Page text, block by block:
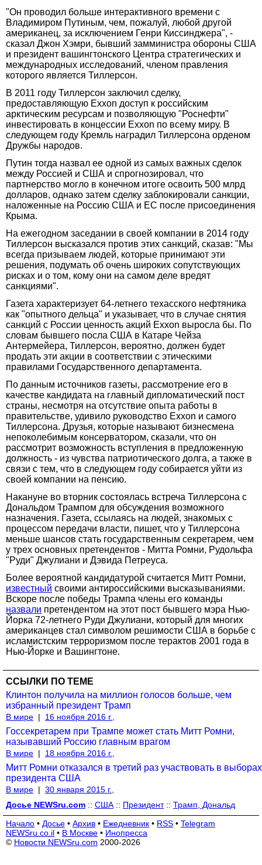
"Он проводил больше интерактивного времени с
Владимиром Путиным, чем, пожалуй, любой другой
американец, за исключением Генри Киссинджера", -
сказал Джон Хэмри, бывший замминистра обороны США
и президент вашингтонского Центра стратегических и
международных исследований, членом правления
которого является Тиллерсон.
В 2011 году Тиллерсон заключил сделку,
предоставляющую Exxon доступ к российским
арктическим ресурсам и позволяющую "Роснефти"
инвестировать в концессии Exxon по всему миру. В
следующем году Кремль наградил Тиллерсона орденом
Дружбы народов.
Путин тогда назвал ее одной из самых важных сделок
между Россией и США и спрогнозировал, что
партнерство могло в конечном итоге освоить 500 млрд
долларов, однако затем сделку заблокировали санкции,
наложенные на Россию США и ЕС после присоединения
Крыма.
На ежегодном заседании в своей компании в 2014 году
Тиллерсон высказался против этих санкций, сказав: "Мы
всегда призываем людей, которые принимают эти
решения, подумать об очень широких сопутствующих
рисках и о том, кому они на самом деле вредят
санкциями".
Газета характеризует 64-летнего техасского нефтяника
как "опытного дельца" и указывает, что в случае снятия
санкций с России ценность акций Exxon выросла бы. По
словам бывшего посла США в Катаре Чейза
Антермейера, Тиллерсон, вероятно, должен будет
продать эти акции в соответствии с этическими
правилами Государственного департамента.
По данным источников газеты, рассмотрение его в
качестве кандидата на главный дипломатический пост
страны, несмотря на отсутствие опыта работы в
правительстве, удивило руководство Exxon и самого
Тиллерсона. Друзья, которые называют бизнесмена
непоколебимым консерватором, сказали, что он
рассмотрит возможность вступления в предложенную
должность - из чувства патриотического долга, а также в
связи с тем, что в следующем году собирается уйти из
своей компании на пенсию.
Накануне во вторник состоялась встреча Тиллерсона с
Дональдом Трампом для обсуждения возможного
назначения. Газета, ссылаясь на людей, знакомых с
процессом передачи власти, пишет, что у Тиллерсона
меньше шансов стать государственным секретарем, чем
у трех основных претендентов - Митта Ромни, Рудольфа
"Руди" Джулиани и Дэвида Петреуса.
Более вероятной кандидатурой считается Митт Ромни,
известный своими антироссийскими высказываниями.
Вскоре после победы Трампа члены его команды
назвали претендентом на этот пост бывшего мэра Нью-
Йорка 72-летнего Руди Джулиани, который для многих
американцев стал символом решимости США в борьбе с
исламистским терроризмом после терактов 2001 года в
Нью-Йорке и Вашингтоне.
ССЫЛКИ ПО ТЕМЕ
Клинтон получила на миллион голосов больше, чем
избранный президент Трамп
В мире | 16 ноября 2016 г.,
Госсекретарем при Трампе может стать Митт Ромни,
называвший Россию главным врагом
В мире | 18 ноября 2016 г.,
Митт Ромни отказался в третий раз участвовать в выборах
президента США
В мире | 30 января 2015 г.,
Досье NEWSru.com :: США :: Президент:: Трамп, Дональд
Начало • Досье • Архив • Ежедневник • RSS • Telegram
NEWSru.co.il • В Москве • Инопресса
© Новости NEWSru.com 2000-2026